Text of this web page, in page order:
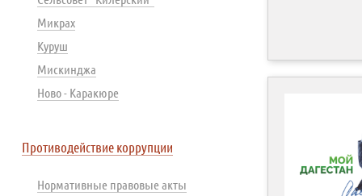
Микрах
Куруш
Мискинджа
Ново - Каракюре
Противодействие коррупции
Нормативные правовые акты